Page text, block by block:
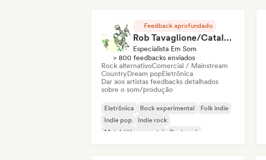
Feedback aprofundado
Rob Tavaglione/Catalyst Recording
Especialista Em Som
> 800 feedbacks enviados
Rock alternativoComercial / Mainstream
CountryDream popEletrônica
Dar aos artistas feedbacks detalhados
sobre o som/produção
Eletrônica Rock experimental
Folk indie
Indie pop
Indie rock
Metal / Heavy metal
Post punk